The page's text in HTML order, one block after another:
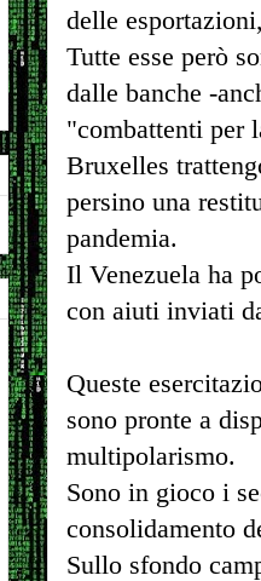
delle
Tutte esse però
dalle banche -
"combattenti per
Bruxelles
persino una
pandemia.
Il Venezuela ha
con aiuti inviati
Queste
sono pronte a
multipolarismo.
Sono in gioco i
consolidamento
Sullo sfondo